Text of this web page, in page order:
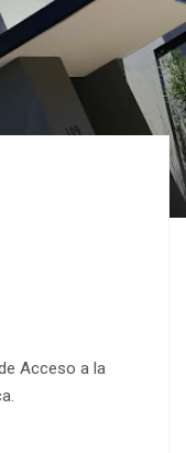
Acceso a la